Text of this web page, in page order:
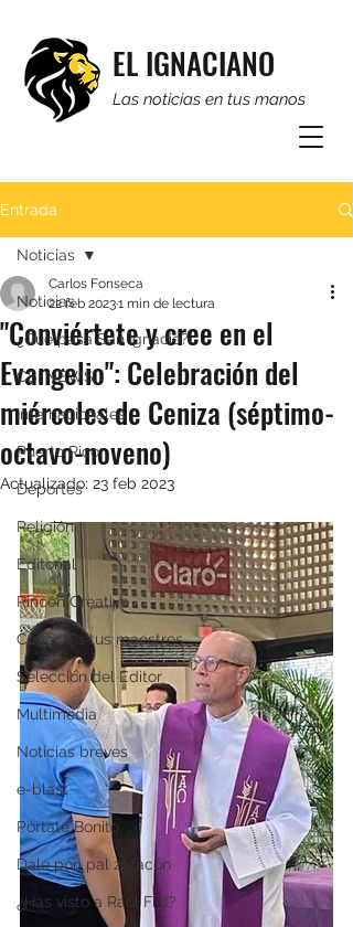
EL IGNACIANO
Las noticias en tus manos
Entrada
Noticias
¿Qué pasa San Ignacio?
CSI NEWS
Internacionales
Puerto Rico
Deportes
Religión
Editorial
Rincón Creativo
Conoce a tus maestros
Selección del Editor
Multimedia
Noticias breves
e-blast
Pórtate Bonito
Dale pon pal zafacón
¿Has visto a Raúl Fiol?
Noticias
"Conviértete y cree en el
Evangelio": Celebración del
miércoles de Ceniza (séptimo-
octavo-noveno)
Carlos Fonseca
22 feb 20231 min de lectura
Actualizado: 23 feb 2023